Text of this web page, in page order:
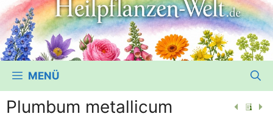
MENÜ
Plumbum metallicum